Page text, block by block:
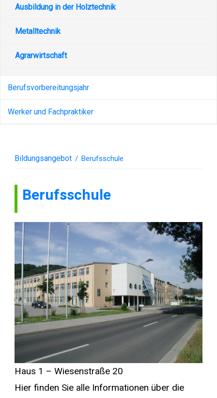
Ausbildung in der Holztechnik
Metalltechnik
Agrarwirtschaft
Berufsvorbereitungsjahr
Werker und Fachpraktiker
Bildungsangebot / Berufsschule
Berufsschule
Haus 1 – Wiesenstraße 20
Hier finden Sie alle Informationen über die